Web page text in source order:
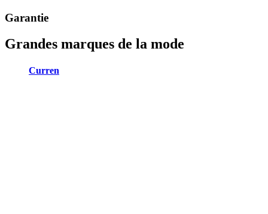
Garantie
Grandes marques de la mode
Curren